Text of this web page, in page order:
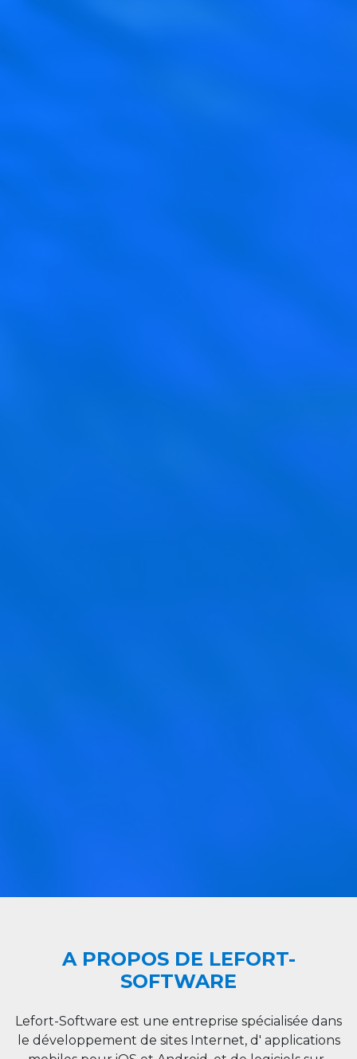
A PROPOS DE LEFORT-
SOFTWARE
Lefort-Software est une entreprise spécialisée dans
le développement de sites Internet, d' applications